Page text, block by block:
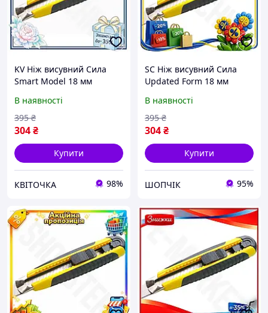
KV Ніж висувний Сила
Smart Model 18 мм
для розрізання паперу та
картону з автоз 99/KVI
В наявності
304₴
395 ₴
Купити
КВІТОЧКА 98%
SC Ніж висувний Сила
Updated Form 18 мм
для розрізання паперу та
картону з авто CH2_99K
В наявності
304₴
395 ₴
Купити
ШОПЧІК 95%